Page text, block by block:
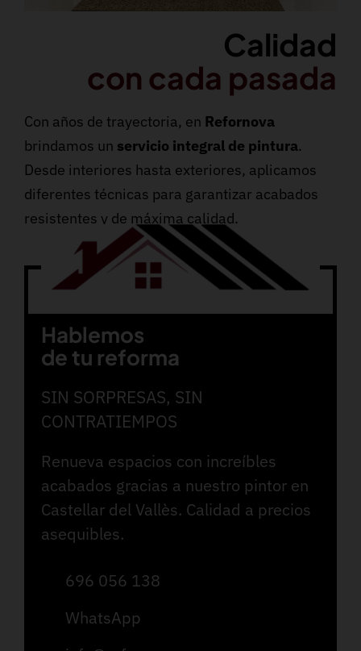
Calidad
con cada pasada
Con años de trayectoria, en Refornova
brindamos un servicio integral de pintura.
Desde interiores hasta exteriores, aplicamos
diferentes técnicas para garantizar acabados
resistentes y de máxima calidad.
Hablemos
de tu reforma
SIN SORPRESAS, SIN
CONTRATIEMPOS
Renueva espacios con increíbles
acabados gracias a nuestro pintor en
Castellar del Vallès. Calidad a precios
asequibles.
696 056 138
WhatsApp